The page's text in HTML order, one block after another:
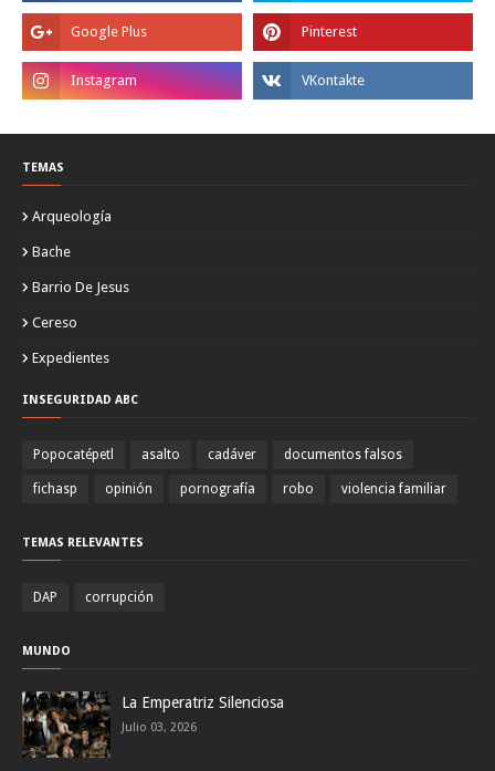
TEMAS
Arqueología
Bache
Barrio De Jesus
Cereso
Expedientes
INSEGURIDAD ABC
Popocatépetl asalto cadáver documentos falsos
fichasp opinión pornografía robo violencia familiar
TEMAS RELEVANTES
DAP corrupción
MUNDO
La Emperatriz Silenciosa
Julio 03, 2026